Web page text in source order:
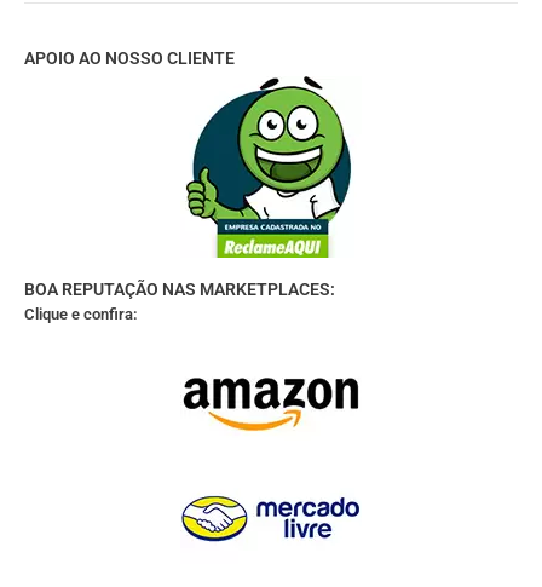
APOIO AO NOSSO CLIENTE
BOA REPUTAÇÃO NAS MARKETPLACES:
Clique e confira: